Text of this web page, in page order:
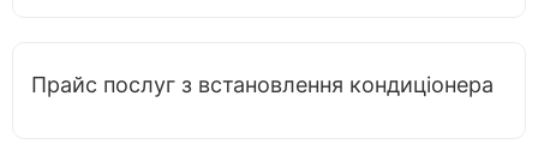
Прайс послуг з встановлення кондиціонера